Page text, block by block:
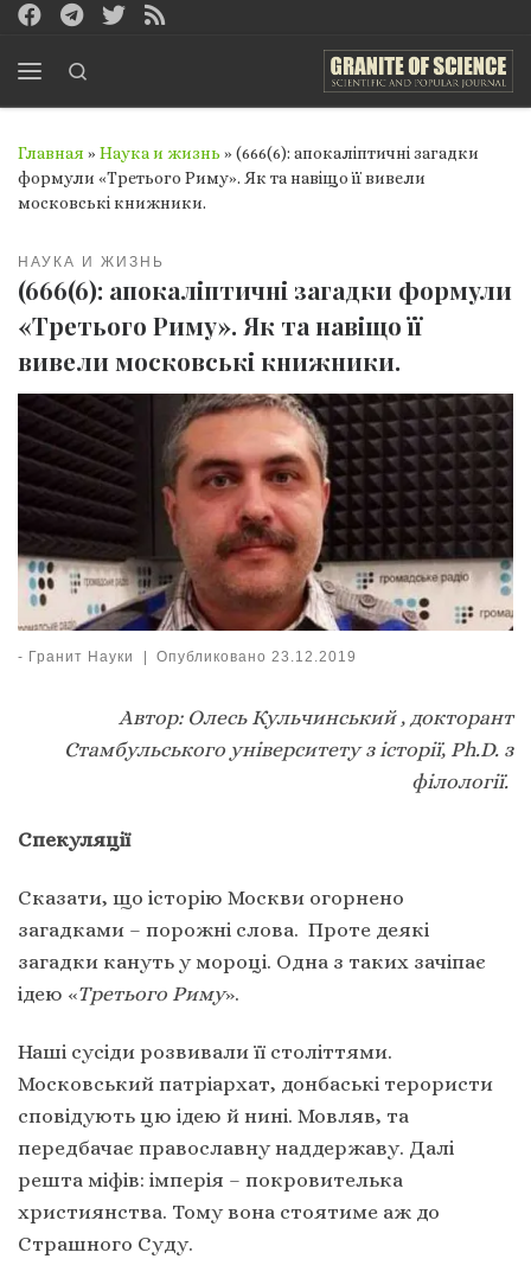
Перейти к содержимому
Главная » Наука и жизнь » (666(6): апокаліптичні загадки
формули «Третього Риму». Як та навіщо її вивели
московські книжники.
НАУКА И ЖИЗНЬ
(666(6): апокаліптичні загадки формули
«Третього Риму». Як та навіщо її
вивели московські книжники.
- Гранит Науки | Опубликовано 23.12.2019
Автор: Олесь Кульчинський , докторант
Стамбульського університету з історії, Ph.D. з
філології.
Спекуляції
Сказати, що історію Москви огорнено
загадками – порожні слова. Проте деякі
загадки кануть у мороці. Одна з таких зачіпає
ідею «Третього Риму».
Наші сусіди розвивали її століттями.
Московський патріархат, донбаські терористи
сповідують цю ідею й нині. Мовляв, та
передбачає православну наддержаву. Далі
решта міфів: імперія – покровителька
християнства. Тому вона стоятиме аж до
Страшного Суду.